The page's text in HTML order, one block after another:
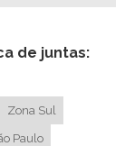
de juntas:
Zona Sul
Paulo